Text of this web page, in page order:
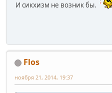
И сикхизм не возник бы.
Flos
ноября 21, 2014, 19:37